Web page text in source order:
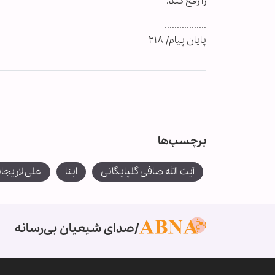
.................
پایان پیام/ ۲۱۸
برچسب‌ها
آیت الله صافی گلپایگانی ابنا علی
صدای شیعیان بی‌رسانه